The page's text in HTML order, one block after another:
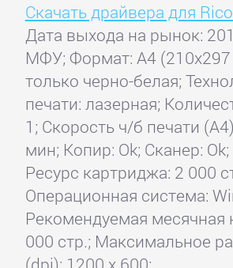
Скачать драйвера для
Дата выхода на рынок:
МФУ; Формат: A4
только черно-белая;
печати: лазерная;
1; Скорость ч/б печати
мин; Копир: Ok; Сканер:
Ресурс картриджа: 2 000
Операционная система:
Рекомендуемая месячная
000 стр.; Максимальное